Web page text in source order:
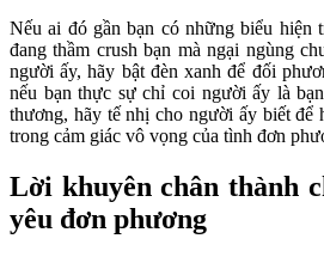
Nếu ai đó gần bạn có những biểu hiện
đang thầm crush bạn mà ngại ngùng
người ấy, hãy bật đèn xanh để đối
nếu bạn thực sự chỉ coi người ấy là
thương, hãy tế nhị cho người ấy biết để
trong cảm giác vô vọng của tình đơn
Lời khuyên chân thành
yêu đơn phương